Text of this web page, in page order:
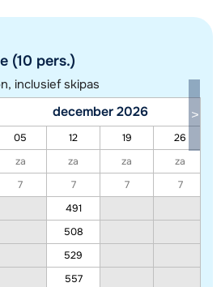
in dit gebied
de ligging van onze accommodaties. De
(10 pers.)
inclusief skipas
december 2026
05 12 19
26
za
za za
za
7
7 7
7
491
508
529
557